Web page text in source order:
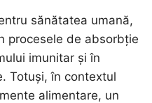
sănătatea umană,
procesele de absorbție
imunitar și în
Totuși, în contextul
alimentare, un